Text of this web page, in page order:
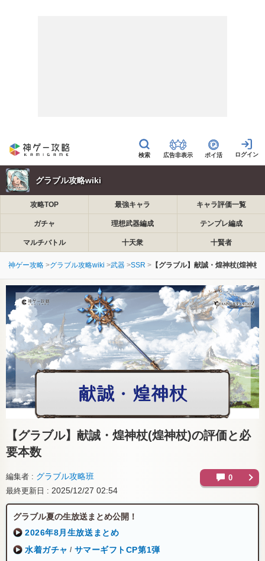
広告非表示 ポイ活
グラブル攻略wiki
攻略TOP 最強キャラ キャラ評価一覧
ガチャ 理想武器編成 テンプレ編成
マルチバトル 十天衆 十賢者
神ゲー攻略 グラブル攻略wiki 武器 SSR 【グラブル】献誠・煌神杖(煌神杖
【グラブル】 献誠・煌神杖(煌神杖)の評価と必
要本数
編集者 グラブル攻略班
最終更新日 2025/12/27 02:54
0
グラブル夏の生放送まとめ公開！
2026年8月生放送まとめ
水着ガチャ / サマーギフトCP第1弾